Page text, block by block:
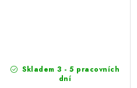
Skladem 3 - 5 pracovních
dní